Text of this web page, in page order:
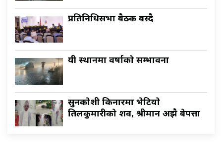
प्रतिनिधिसभा बैठक बस्दै
यी स्थानमा वर्षाकाे सम्भावना
सुनकाेशी किनारमा भेटियाे
तिलकुमारीकाे शव, श्रीमान अझै बेपत्ता